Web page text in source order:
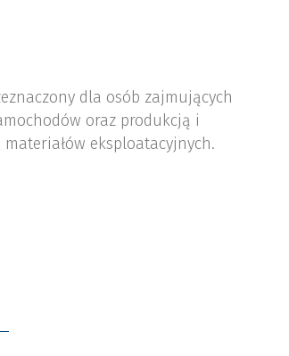
dla osób zajmujących
oraz produkcją i
eksploatacyjnych.